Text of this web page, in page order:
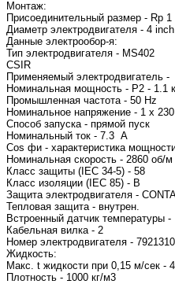
Монтаж:
Присоединительный размер - Rp 1
Диаметр электродвигателя - 4 inch
Данные электрообор-я:
Тип электродвигателя - MS402
CSIR
Применяемый электродвигатель
Номинальная мощность - P2 - 1.1
Промышленная частота - 50 Hz
Номинальное напряжение - 1 x
Способ запуска - прямой пуск
Номинальный ток - 7.3 A
Cos фи - характеристика
Номинальная скорость - 2860 об/м
Класс защиты (IEC 34-5) - 58
Класс изоляции (IEC 85) - B
Защита электродвигателя -
Тепловая защита - внутрен.
Встроенный датчик температуры
Кабельная вилка - 2
Номер электродвигателя -
Жидкость:
Макс. t жидкости при 0,15 м/сек -
Плотность - 1000 кг/м3